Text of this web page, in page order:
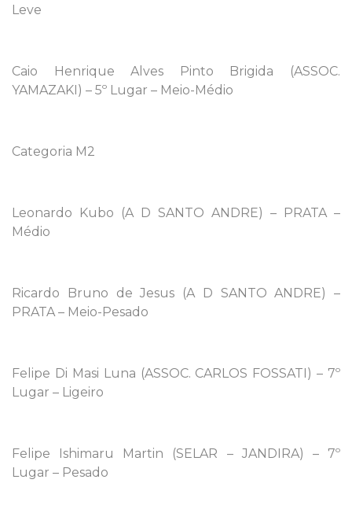
Leve
Caio Henrique Alves Pinto Brigida (ASSOC.
YAMAZAKI) – 5º Lugar – Meio-Médio
Categoria M2
Leonardo Kubo (A D SANTO ANDRE) – PRATA –
Médio
Ricardo Bruno de Jesus (A D SANTO ANDRE) –
PRATA – Meio-Pesado
Felipe Di Masi Luna (ASSOC. CARLOS FOSSATI) – 7º
Lugar – Ligeiro
Felipe Ishimaru Martin (SELAR – JANDIRA) – 7º
Lugar – Pesado